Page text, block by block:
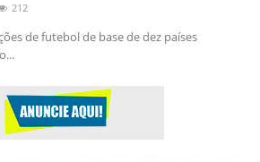
212
de futebol de base de dez países